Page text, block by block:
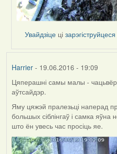
Увайдзіце цізарэгіструйцеся
Harrier- 19.06.2016 - 19:09
Цяперашні самы малы -
аўтсайдэр.
Яму цяжэй пралезьці наперад
большых сіблінгаў і самка
што ён увесь час просіць яе.